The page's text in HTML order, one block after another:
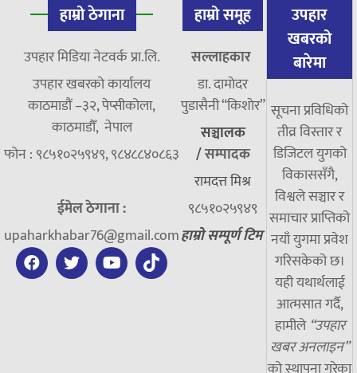
हाम्रो ठेगाना
उपहार मिडिया नेटवर्क प्रा.लि.
उपहार खबरको कार्यालय
काठमाडौं –३२, पेप्सीकोला,
काठमाडौँ, नेपाल
फोन : ९८५१०२५९४९, ९८४८८४०८६३
ईमेल ठेगाना :
upaharkhabar76@gmail.com
हाम्रो समूह
सल्लाहकार
डा. दामाेदर
पुडासैनी “किशाेर”
सञ्चालक
/सम्पादक
रामदत्त मिश्र
९८५१०२५९४९
हाम्रो सम्पूर्ण टिम
उपहार
खबरको
बारेमा
सूचना प्रविधिको
तीव्र विस्तार र
डिजिटल युगको
विकाससँगै,
विश्वले सञ्चार र
समाचार प्राप्तिको
नयाँ युगमा प्रवेश
गरिसकेको छ।
यही यथार्थलाई
आत्मसात गर्दै,
हामीले “उपहार
खबर अनलाइन”